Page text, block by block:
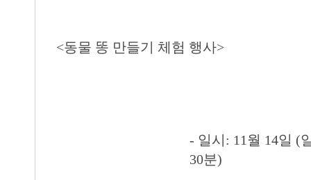
<동물 똥 만들기 체험 행사>
- 일시: 11월 14일 (
30분)